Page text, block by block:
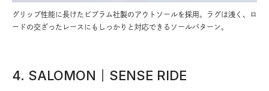
グリップ性能に長けたビブラム社製のアウトソールを採用。ラグは浅く、ロ
ードの交ざったレースにもしっかりと対応できるソールパターン。
4. SALOMON｜SENSE RIDE